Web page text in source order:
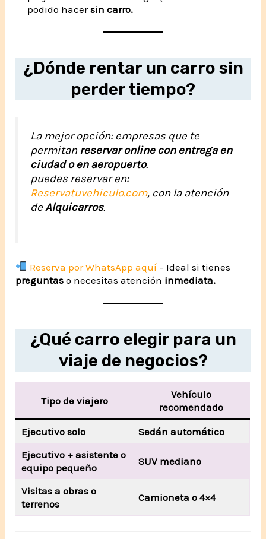
podido hacersin carro.
¿Dónde rentar un carro sin
perder tiempo?
La mejor opción: empresas que te
permitanreservar online con entrega en
ciudad o en aeropuerto.
puedes reservar en:
Reservatuvehiculo.com, con la atención
deAlquicarros.
Reserva por WhatsApp aquí– Ideal si tienes
preguntaso necesitas atención inmediata.
¿Qué carro elegir para un
viaje de negocios?
Tipo de viajero
Vehículo
recomendado
Ejecutivo solo
Sedán automático
Ejecutivo + asistente o
equipo pequeño
SUV mediano
Visitas a obras o
terrenos
Camioneta o 4×4